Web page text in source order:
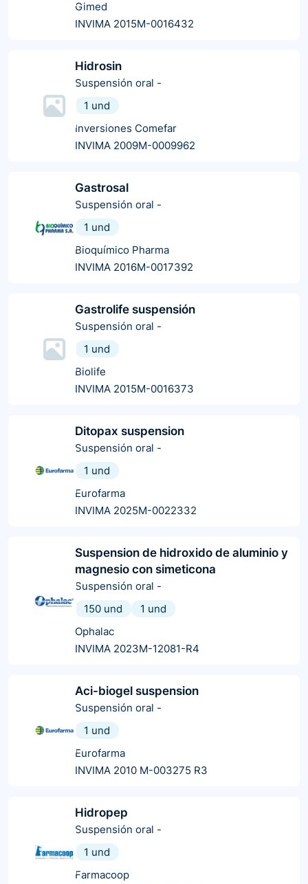
Gimed
INVIMA 2015M-0016432
Hidrosin
Suspensión oral -
1 und
Inversiones Comefar
INVIMA 2009M-0009962
Gastrosal
Suspensión oral -
1 und
Bioquímico Pharma
INVIMA 2016M-0017392
Gastrolife suspensión
Suspensión oral -
1 und
Biolife
INVIMA 2015M-0016373
Ditopax suspension
Suspensión oral -
1 und
Eurofarma
INVIMA 2025M-0022332
Suspension de hidroxido de aluminio y
magnesio con simeticona
Suspensión oral -
150 und
1 und
Ophalac
INVIMA 2023M-12081-R4
Aci-biogel suspension
Suspensión oral -
1 und
Eurofarma
INVIMA 2010 M-003275 R3
Hidropep
Suspensión oral -
1 und
Farmacoop